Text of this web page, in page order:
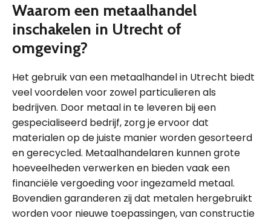
Waarom een metaalhandel
inschakelen in Utrecht of
omgeving?
Het gebruik van een metaalhandel in Utrecht biedt
veel voordelen voor zowel particulieren als
bedrijven. Door metaal in te leveren bij een
gespecialiseerd bedrijf, zorg je ervoor dat
materialen op de juiste manier worden gesorteerd
en gerecycled. Metaalhandelaren kunnen grote
hoeveelheden verwerken en bieden vaak een
financiële vergoeding voor ingezameld metaal.
Bovendien garanderen zij dat metalen hergebruikt
worden voor nieuwe toepassingen, van constructie